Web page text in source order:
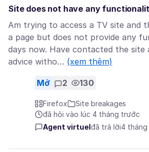
Site does not have any
Am trying to access a TV site and
a page but does not provide any
days now. Have contacted the
advice witho… (xem thêm)
Mở 2 130
Firefox
Site breakages
đã hỏi vào lúc 4 tháng trước
Agent virtuel đã trả lời4